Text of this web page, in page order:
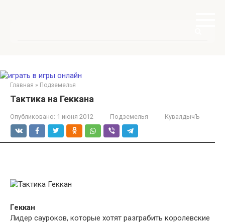
Главная » Подземелья
Тактика на Геккана
Опубликовано: 1 июня 2012 Подземелья КувалдычЪ
Геккан
Лидер сауроков, которые хотят разграбить королевские